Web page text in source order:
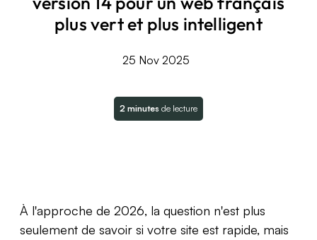
plus vert et plus intelligent
25 Nov 2025
2 minutes de lecture
À l'approche de 2026, la question n'est plus
seulement de savoir si votre site est rapide, mais